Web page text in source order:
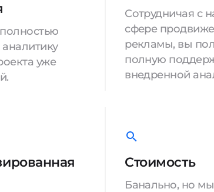
уже
Сотрудничая с
сфере
рекламы, вы
полную
внедренной
Стоимость
Банально, но мы